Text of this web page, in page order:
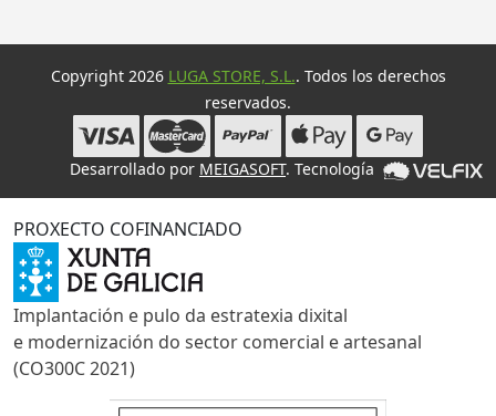
Copyright 2026 LUGA STORE, S.L.. Todos los derechos
reservados.
Desarrollado por MEIGASOFT. Tecnología
PROXECTO COFINANCIADO
Implantación e pulo da estratexia dixital
e modernización do sector comercial e artesanal
(CO300C 2021)